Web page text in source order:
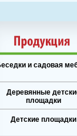
и садовая
Деревянные
площадки
Детские площадки